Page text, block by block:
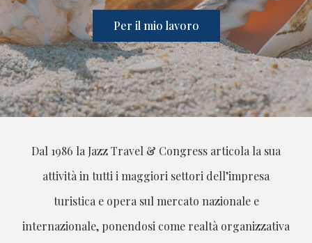
Per il mio lavoro
Dal 1986 la Jazz Travel & Congress articola la sua
attività in tutti i maggiori settori dell’impresa
turistica e opera sul mercato nazionale e
internazionale, ponendosi come realtà organizzativa